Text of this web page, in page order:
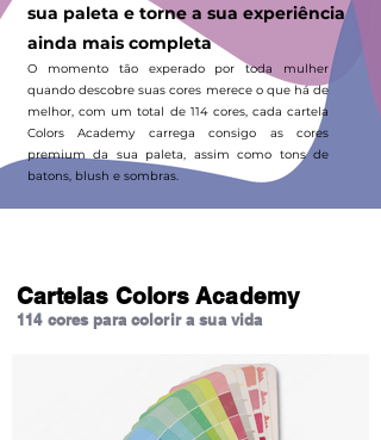
O momento tão experado por toda mulher
quando descobre suas cores merece o que há de
melhor, com um total de 114 cores, cada cartela
Colors Academy carrega consigo as cores
premium da sua paleta, assim como tons de
batons, blush e sombras.
sua paleta e torne a sua experiência
ainda mais completa
Cartelas Colors Academy
114 cores para colorir a sua vida